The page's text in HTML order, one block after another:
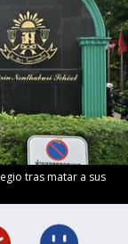
tras matar a sus